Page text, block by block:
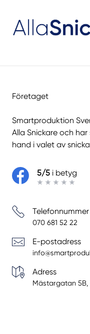
Företaget
Smartproduktion
Alla Snickare och har
hand i valet av
5/5 i betyg
Telefonnummer
070 681 52 22
E-postadress
Adress
Mästargatan 5B,